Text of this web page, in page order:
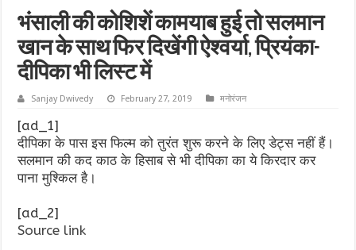
भंसाली की कोशिशें कामयाब हुई तो सलमान
खान के साथ फिर दिखेंगी ऐश्वर्या, प्रियंका-
दीपिका भी लिस्ट में
Sanjay Dwivedy February 27, 2019 मनोरंजन
[ad_1]
दीपिका के पास इस फिल्म को तुरंत शुरू करने के लिए डेट्स नहीं हैं।
सलमान की कद काठ के हिसाब से भी दीपिका का ये किरदार कर
पाना मुश्किल है।
[ad_2]
Source link